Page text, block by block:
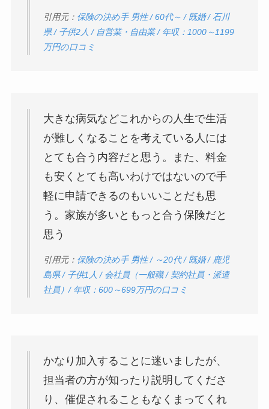
引用元： 保険の決め手 男性 / 60代～ / 既婚 / 石川
県 / 子供2人 / 自営業・自由業 / 年収：1000～1199
万円の口コミ
大きな病気などこれからの人生で生活
が難しくなることを考えている人には
とても合う内容だと思う。また、料金
も安くとても高いわけではないので手
軽に申請できるのもいいことだも思
う。家族が多いともっと合う保険だと
思う
引用元： 保険の決め手 男性 / ～20代 / 既婚 / 鹿児
島県 / 子供1人 / 会社員（一般職 / 契約社員・派遣
社員）/ 年収：600～699万円の口コミ
かなり加入することに迷いましたが、
担当者の方が知ったり説明してくださ
り、催促されることもなくまってくれ